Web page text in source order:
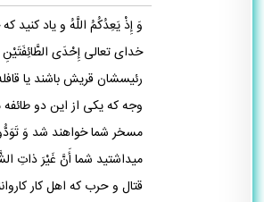
وَ إِذْ يَعِدُكُمُ اللَّهُ و ياد كنيد
خداى تعالى إِحْدَى
رئيسشان قريش باشند يا
وجه كه يكى از اين دو
مسخر شما خواهند شد وَ
ميداشتيد شما أَنَّ غَيْرَ ذاتِ
قتال و حرب كه اهل كار